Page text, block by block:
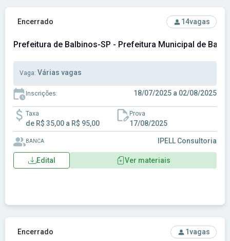
Ver concurso: Prefeitura de Balbinos-SP - Prefeitura
Encerrado 14vagas
Prefeitura de Balbinos-SP - Prefeitura Municipal de
Vaga: Várias vagas
Inscrições: 18/07/2025 a 02/08/2025
Taxa
de R$ 35,00 a R$ 95,00
Prova
17/08/2025
BANCA IPELL Consultoria
Edital Ver materiais
Ver concurso: Prefeitura de Caiabu - SP - Prefeitura
Encerrado 1vagas